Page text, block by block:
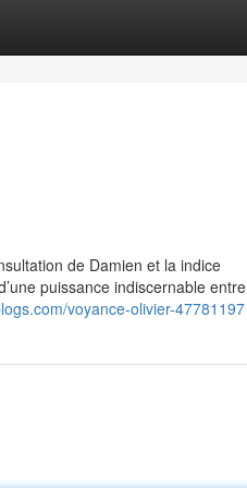
de Damien et la indice
puissance indiscernable entre
voyance-olivier-47781197